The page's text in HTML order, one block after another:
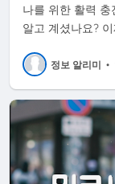
나를 위한 활력
알고 계셨나요?
정보 알리미 •